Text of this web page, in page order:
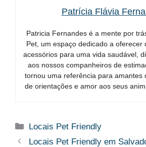
Patrícia Flávia
Patricia Fernandes é a mente por
Pet, um espaço dedicado a oferecer
acessórios para uma vida saudável,
aos nossos companheiros de
tornou uma referência para amantes
de orientações e amor aos seus
Categorias
Locais Pet Friendly
Locais Pet Friendly em